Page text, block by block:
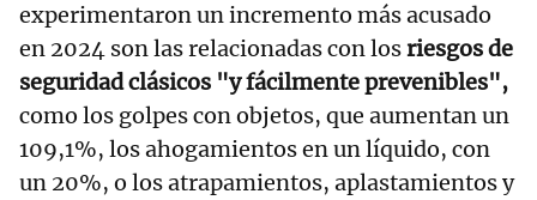
experimentaron un incremento más acusado
en 2024 son las relacionadas con losriesgos de
seguridad clásicos "y fácilmente prevenibles",
como los golpes con objetos, que aumentan un
109,1%, los ahogamientos en un líquido, con
un 20%, o los atrapamientos, aplastamientos y